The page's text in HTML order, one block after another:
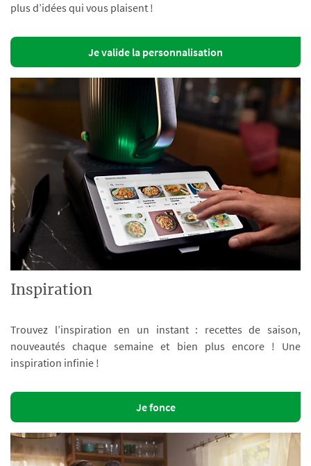
plus d’idées qui vous plaisent !
Je valide la personnalisation
Inspiration
Trouvez l’inspiration en un instant : recettes de saison,
nouveautés chaque semaine et bien plus encore ! Une
inspiration infinie !
Je fonce